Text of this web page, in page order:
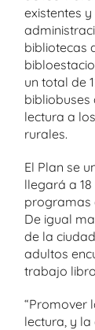
existentes
bibliotecas
un total de
bibliobuses
lectura a
rurales.
El Plan se
llegará a
programas
De igual
de la
adultos
trabajo
“Promover
lectura, y